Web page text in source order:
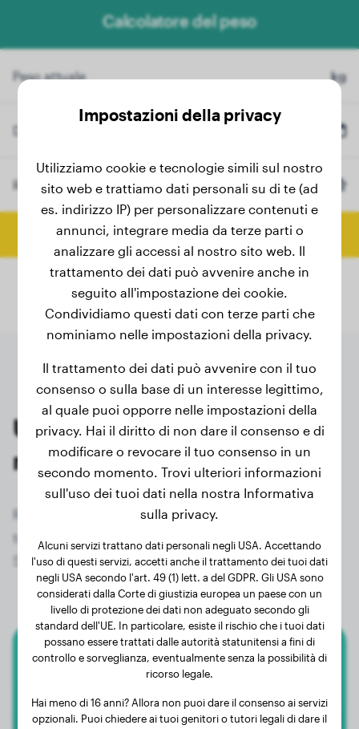
Calcolatore del peso
Peso attuale kg
Data di nascita
Razza(Opzionale) Cocker Spaniel
Calcola peso finale
Ultime pesate dei proprietari
registrati di Cocker Spaniel
Registrati ora gratuitamente e ottieni accesso a
tutti i 636 cani registrati della razza Cocker
Spaniel!
Cocker Spaniel
Bonnie
Impostazioni della privacy
Utilizziamo cookie e tecnologie simili sul nostro
sito web e trattiamo dati personali su di te (ad
es. indirizzo IP) per personalizzare contenuti e
annunci, integrare media da terze parti o
analizzare gli accessi al nostro sito web. Il
trattamento dei dati può avvenire anche in
seguito all'impostazione dei cookie.
Condividiamo questi dati con terze parti che
nominiamo nelle impostazioni della privacy.
Il trattamento dei dati può avvenire con il tuo
consenso o sulla base di un interesse legittimo,
al quale puoi opporre nelle impostazioni della
privacy. Hai il diritto di non dare il consenso e di
modificare o revocare il tuo consenso in un
secondo momento. Trovi ulteriori informazioni
sull'uso dei tuoi dati nella nostra Informativa
sulla privacy.
Alcuni servizi trattano dati personali negli USA. Accettando
l'uso di questi servizi, accetti anche il trattamento dei tuoi dati
negli USA secondo l'art. 49 (1) lett. a del GDPR. Gli USA sono
considerati dalla Corte di giustizia europea un paese con un
livello di protezione dei dati non adeguato secondo gli
standard dell'UE. In particolare, esiste il rischio che i tuoi dati
possano essere trattati dalle autorità statunitensi a fini di
controllo e sorveglianza, eventualmente senza la possibilità di
ricorso legale.
Hai meno di 16 anni? Allora non puoi dare il consenso ai servizi
opzionali. Puoi chiedere ai tuoi genitori o tutori legali di dare il